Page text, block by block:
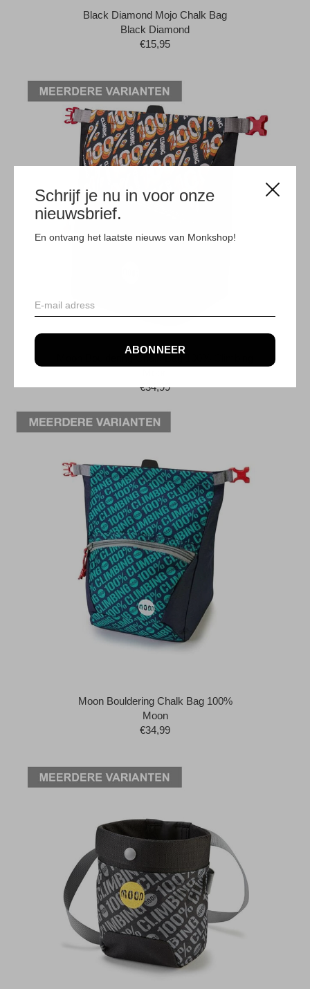
Schrijf je nu in voor onze
nieuwsbrief.
En ontvang het laatste nieuws van Monkshop!
ABONNEER
Black Diamond Mojo Chalk Bag
Black Diamond
€15,95
€34,99
Moon Bouldering Chalk Bag 100%
Moon
€34,99